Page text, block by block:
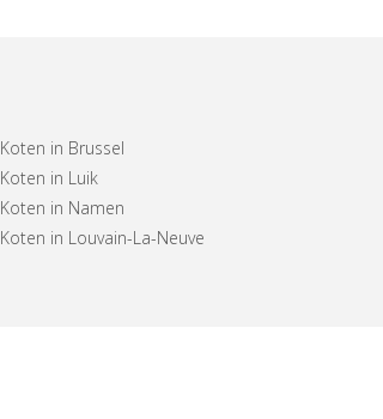
Koten in Brussel
Koten in Luik
Koten in Namen
Koten in Louvain-La-Neuve